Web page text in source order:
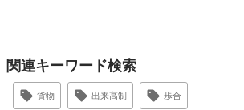
関連キーワード検索
貨物 出来高制 歩合